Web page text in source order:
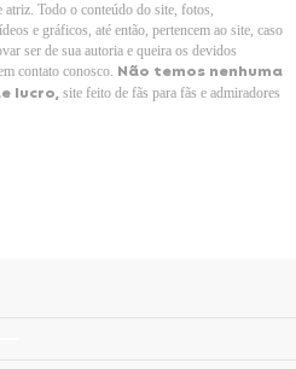
atriz. Todo o conteúdo do site, fotos,
e gráficos, até então, pertencem ao site, caso
ser de sua autoria e queira os devidos
contato conosco. Não temos nenhuma
lucro,site feito de fãs para fãs e admiradores